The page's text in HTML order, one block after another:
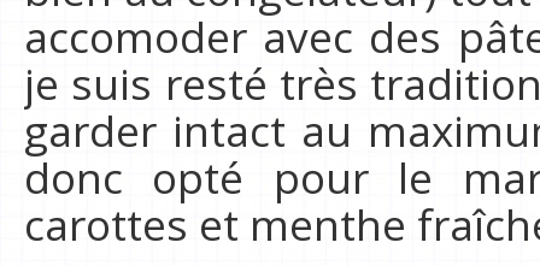
accomoder avec des
je suis resté très
garder intact au
donc opté pour le
carottes et menthe